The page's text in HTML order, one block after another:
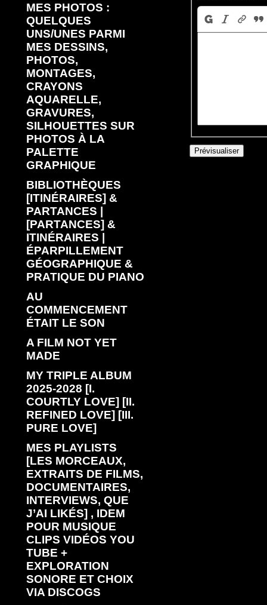
MES PHOTOS :
QUELQUES
UNS/UNES PARMI
MES DESSINS,
PHOTOS,
MONTAGES,
CRAYONS
AQUARELLE,
GRAVURES,
SILHOUETTES SUR
PHOTOS À LA
PALETTE
GRAPHIQUE
BIBLIOTHÈQUES
[ITINÉRAIRES] &
PARTANCES |
[PARTANCES] &
ITINÉRAIRES |
ÉPARPILLEMENT
GÉOGRAPHIQUE &
PRATIQUE DU PIANO
AU
COMMENCEMENT
ÉTAIT LE SON
A FILM NOT YET
MADE
MY TRIPLE ALBUM
2025-2028 [I.
COURTLY LOVE] [II.
REFINED LOVE] [III.
PURE LOVE]
MES PLAYLISTS
[LES MORCEAUX,
EXTRAITS DE FILMS,
DOCUMENTAIRES,
INTERVIEWS, QUE
J’AI LIKÉS] , IDEM
POUR MUSIQUE
CLIPS VIDÉOS YOU
TUBE +
EXPLORATION
SONORE ET CHOIX
VIA DISCOGS